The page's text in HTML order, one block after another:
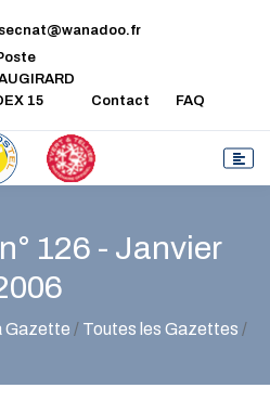
15
Contact FAQ
126 - Janvier
Gazette / Toutes les Gazettes /